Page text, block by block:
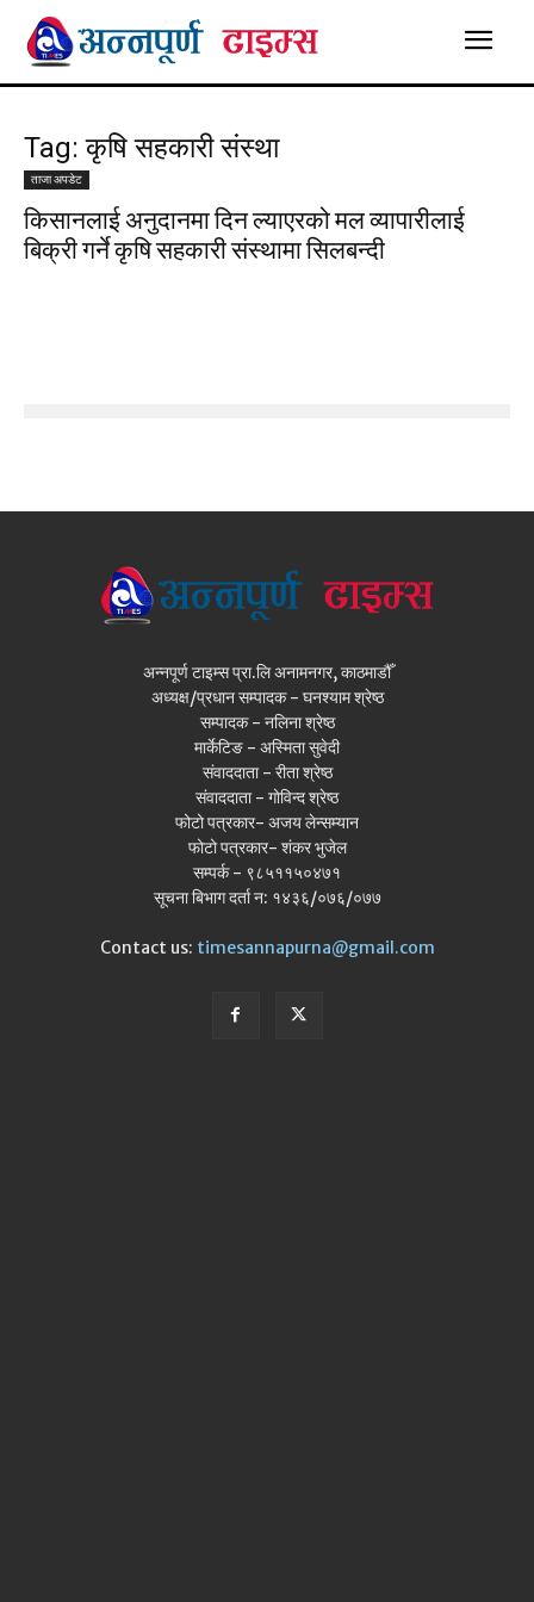
Tag: कृषि सहकारी संस्था
ताजा अपडेट
किसानलाई अनुदानमा दिन ल्याएरको मल व्यापारीलाई
बिक्री गर्ने कृषि सहकारी संस्थामा सिलबन्दी
अन्नपूर्ण टाइम्स प्रा.लि अनामनगर, काठमाडौँ
अध्यक्ष/प्रधान सम्पादक - घनश्याम श्रेष्ठ
सम्पादक - नलिना श्रेष्ठ
मार्केटिङ - अस्मिता सुवेदी
संवाददाता - रीता श्रेष्ठ
संवाददाता - गोविन्द श्रेष्ठ
फोटो पत्रकार- अजय लेन्सम्यान
फोटो पत्रकार- शंकर भुजेल
सम्पर्क - ९८५११५०४७१
सूचना बिभाग दर्ता न: १४३६/०७६/०७७
Contact us: timesannapurna@gmail.com